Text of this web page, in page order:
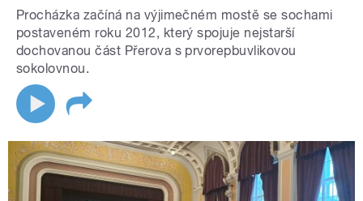
Procházka začíná na výjimečném mostě se sochami
postaveném roku 2012, který spojuje nejstarší
dochovanou část Přerova s prvorepbuvlikovou
sokolovnou.